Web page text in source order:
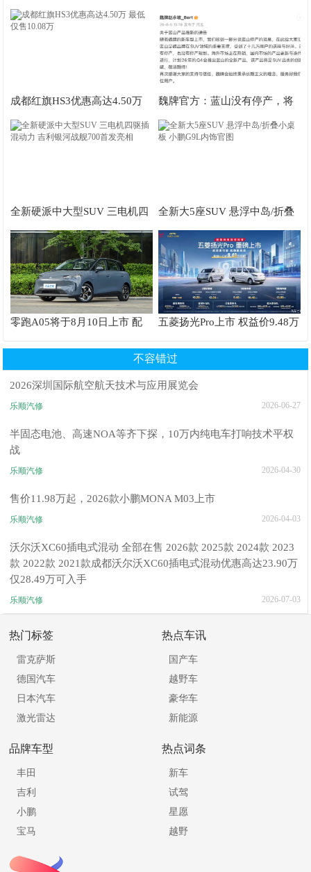
欢迎试乘试驾
成都红旗HS3优惠高达4.50万
最低仅售10.08万
魏牌官方：蓝山没有停产，将
于四季度推出蓝山全新产品
全新硬派中大型SUV 三电机四
驱插混动力 吉利银河战舰700
首发亮相
全新大5座SUV 悬浮中岛/折叠
小桌板 小鹏G9L内饰官图
零跑A05将于8月10日上市 配
五菱扬光Pro上市 权益价9.48万
405km
不容错过
2026深圳国际航空航天技术与应用展览会
乐顺汽修 2026-06-27
半固态电池、高速NOA等齐下探，10万内纯电车打响技术平权
战
乐顺汽修 2026-04-30
售价11.98万起，2026款小鹏MONA M03上市
乐顺汽修 2026-04-03
沃尔沃XC60插电式混动 全部在售 2026款 2025款 2024款 2023
款 2022款 2021款成都沃尔沃XC60插电式混动优惠高达23.90万
仅28.49万可入手
乐顺汽修 2026-07-03
热门标签
雷克萨斯
德国汽车
日本汽车
激光雷达
热点车讯
国产车
越野车
豪华车
新能源
品牌车型
丰田
吉利
小鹏
宝马
热点词条
新车
试驾
星愿
越野